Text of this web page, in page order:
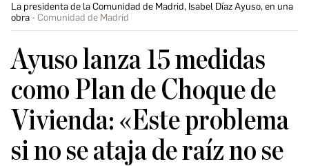
La presidenta de la Comunidad de Madrid, Isabel Díaz Ayuso, en una
obra
Comunidad de Madrid
Ayuso lanza 15 medidas
como Plan de Choque de
Vivienda: «Este problema
si no se ataja de raíz no se